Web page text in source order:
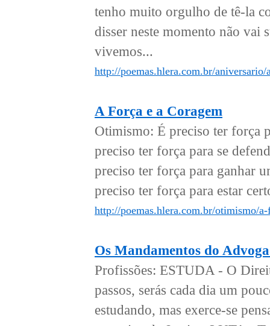
tenho muito orgulho de tê-la
disser neste momento não vai
vivemos...
http://poemas.hlera.com.br/aniversario/
A Força e a Coragem
Otimismo: É preciso ter força
preciso ter força para se
preciso ter força para ganhar
preciso ter força para estar
http://poemas.hlera.com.br/otimismo/
Os Mandamentos do
Profissões: ESTUDA - O
passos, serás cada dia um
estudando, mas exerce-se